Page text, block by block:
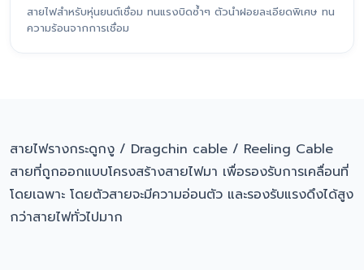
สายไฟสำหรับหุ่นยนต์เชื่อม ทนแรงบิดซ้ำๆ ตัวนำฝอยละเอียดพิเศษ ทน
ความร้อนจากการเชื่อม
สายไฟรางกระดูกงู / Dragchin cable / Reeling Cable
สายที่ถูกออกแบบโครงสร้างสายไฟมา เพื่อรองรับการเคลื่อนที่
โดยเฉพาะ โดยตัวสายจะมีความอ่อนตัว และรองรับแรงดึงได้สูง
กว่าสายไฟทั่วไปมาก